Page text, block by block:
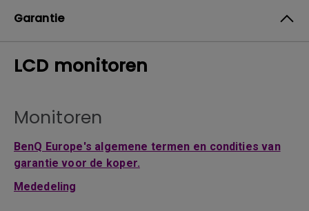
Garantie
LCD monitoren
Monitoren
BenQ Europe's algemene termen en condities van
garantie voor de koper.
Mededeling